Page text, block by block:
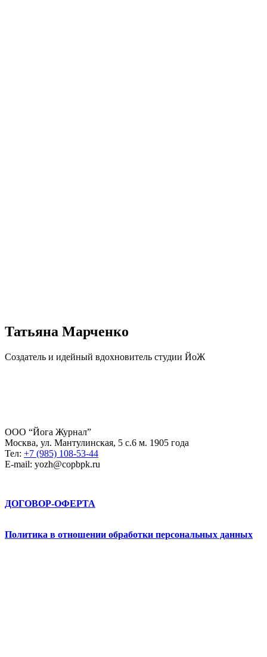
Татьяна Марченко
Создатель и идейный вдохновитель студии ЙоЖ
ООО “Йога Журнал”
Москва, ул. Мантулинская, 5 с.6 м. 1905 года
Тел: +7 (985) 108-53-44
E-mail: yozh@copbpk.ru
ДОГОВОР-ОФЕРТА
Политика в отношении обработки персональных данных